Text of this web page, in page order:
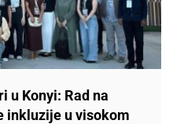
u Konyi: Rad na
inkluzije u visokom